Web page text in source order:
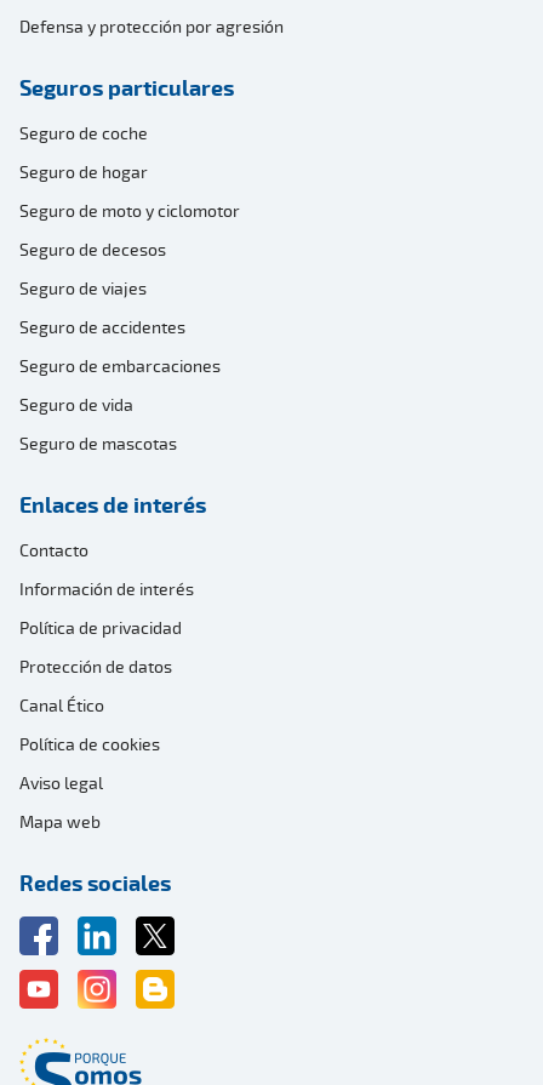
Defensa y protección por agresión
Seguros particulares
Seguro de coche
Seguro de hogar
Seguro de moto y ciclomotor
Seguro de decesos
Seguro de viajes
Seguro de accidentes
Seguro de embarcaciones
Seguro de vida
Seguro de mascotas
Enlaces de interés
Contacto
Información de interés
Política de privacidad
Protección de datos
Canal Ético
Política de cookies
Aviso legal
Mapa web
Redes sociales